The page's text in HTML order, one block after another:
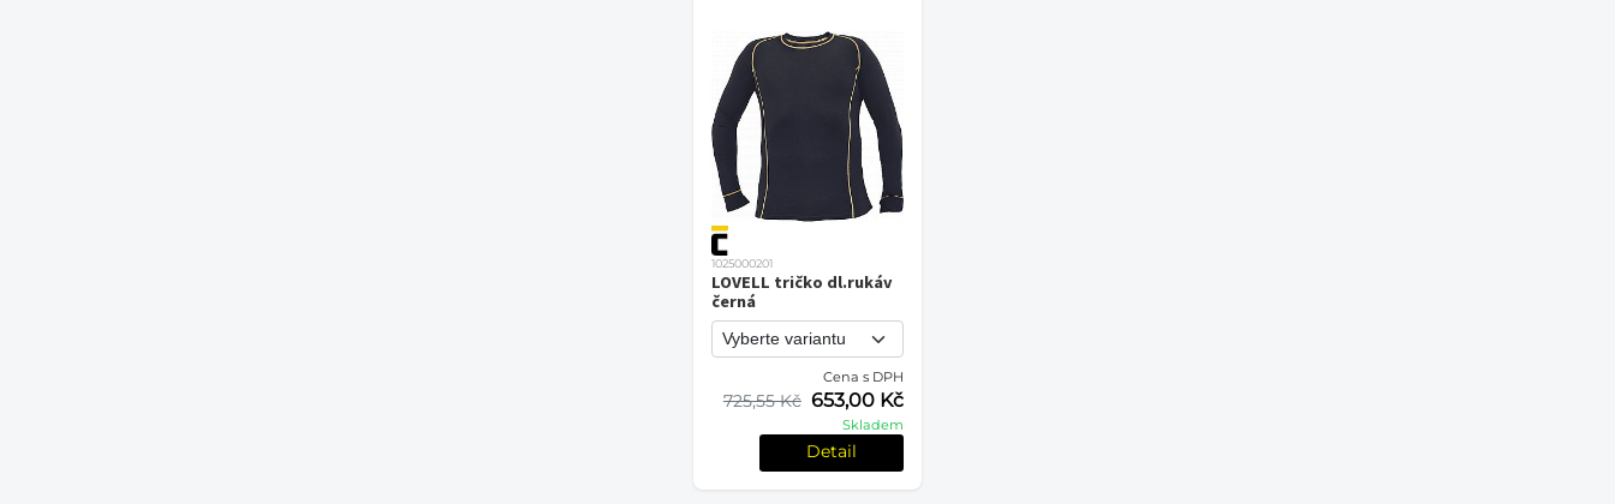
1025000201
LOVELL tričko dl.rukáv
černá
Cena s DPH
725,55 Kč 653,00 Kč
Skladem
Detail